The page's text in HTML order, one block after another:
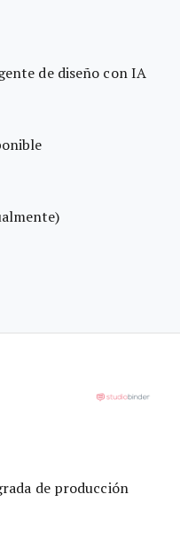
de diseño con IA
de producción